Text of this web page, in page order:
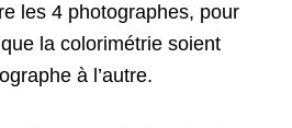
les 4 photographes, pour
la colorimétrie soient
à l’autre.